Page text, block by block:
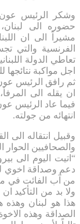
وشكر الرئيس عون
حضوره الى
مشيراً الى ان
الفرنسية والتي
تعاطي الدولة
اجل مواكبة نتائجها
ثم رافق الرئيس
ان يقله الى
فيما عاد الرئيس
انتهائه من جولته.
وقبيل انتقاله الى
والصحافيين الحوار
“اتيت اليوم الى
دعم وصداقة اخوي
من آب الفائت في
ولا بد من التأكيد
هذا هو لبنان وهذه
الصداقة وهذه